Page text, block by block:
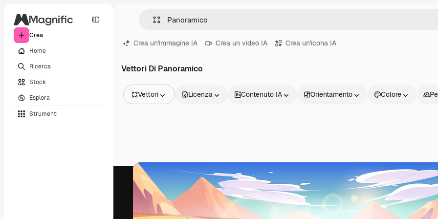
Crea
Home
Ricerca
Stock
Esplora
Strumenti
Crea un'immagine IA Crea un video IA Crea un'icona IA
Vettori Di Panoramico
Vettori
Video
Clip video
Motion graphic
Modelli di video
Modelli 3D
Font
Licenza Contenuto IA Orientamento Colore
Prodotti Inizia